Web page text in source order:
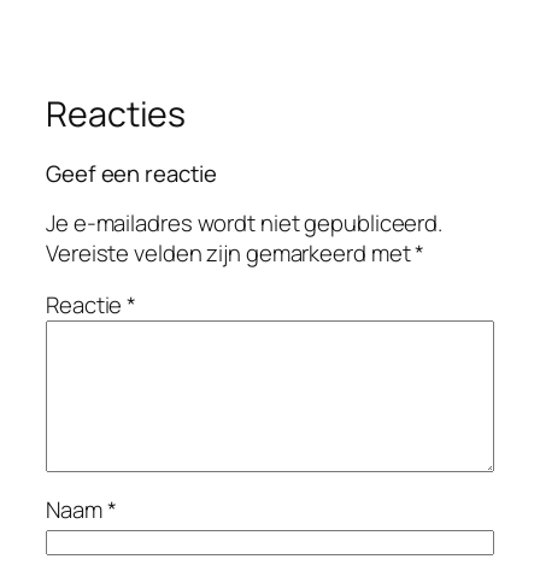
Reacties
Geef een reactie
Je e-mailadres wordt niet gepubliceerd.
Vereiste velden zijn gemarkeerd met*
Reactie*
Naam*